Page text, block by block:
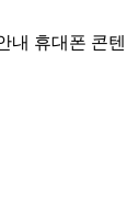
내 휴대폰 콘텐